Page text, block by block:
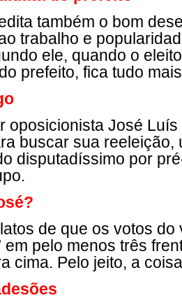
também o bom
trabalho e
ele, quando o
prefeito, fica tudo
oposicionista José
buscar sua
disputadíssimo por
de que os votos
em pelo menos três
cima. Pelo jeito, a